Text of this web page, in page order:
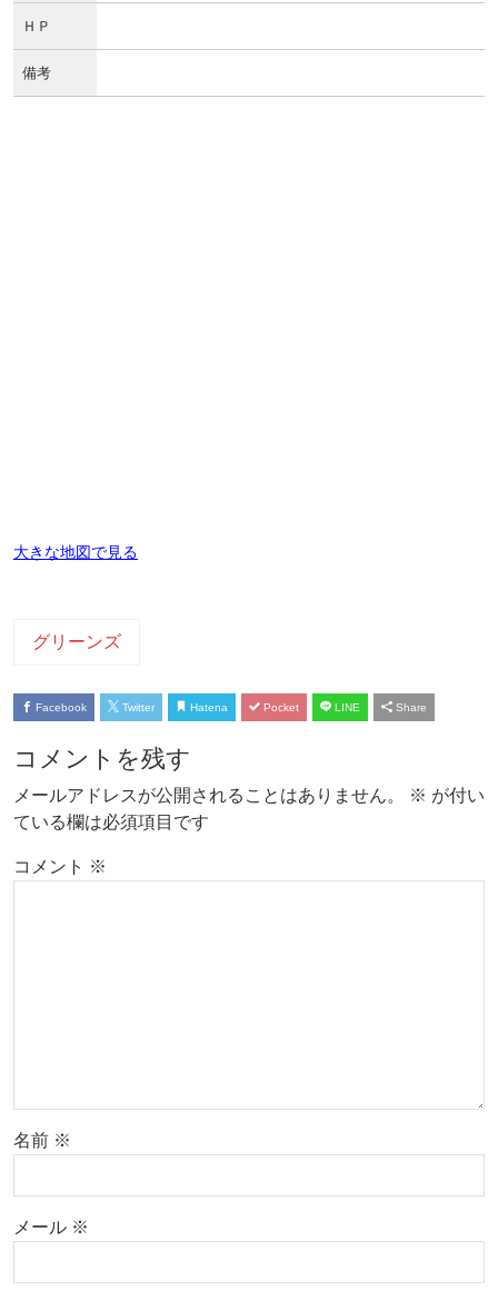
ＨＰ
備考
大きな地図で見る
グリーンズ
Facebook Twitter Hatena Pocket LINE Share
コメントを残す
メールアドレスが公開されることはありません。 ※ が付い
ている欄は必須項目です
コメント ※
名前 ※
メール ※